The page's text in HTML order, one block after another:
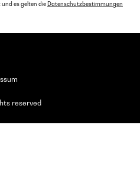
es gelten die Datenschutzbestimmungen
reserved